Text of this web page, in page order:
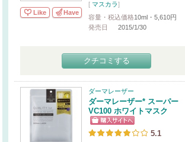
Like Have
[ マスカラ]
容量・税込価格10ml・5,610円
発売日
2015/1/30
クチコミする
ダーマレーザー
ダーマレーザー* スーパー
VC100 ホワイトマスク
5.1